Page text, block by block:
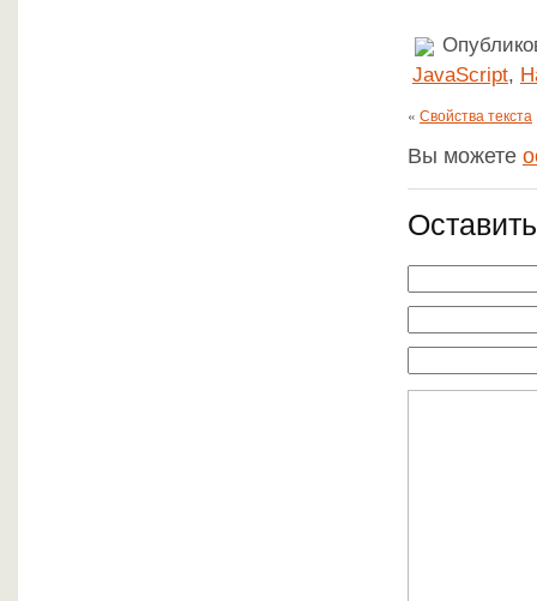
JavaScript,
« Свойства текста
Вы можете